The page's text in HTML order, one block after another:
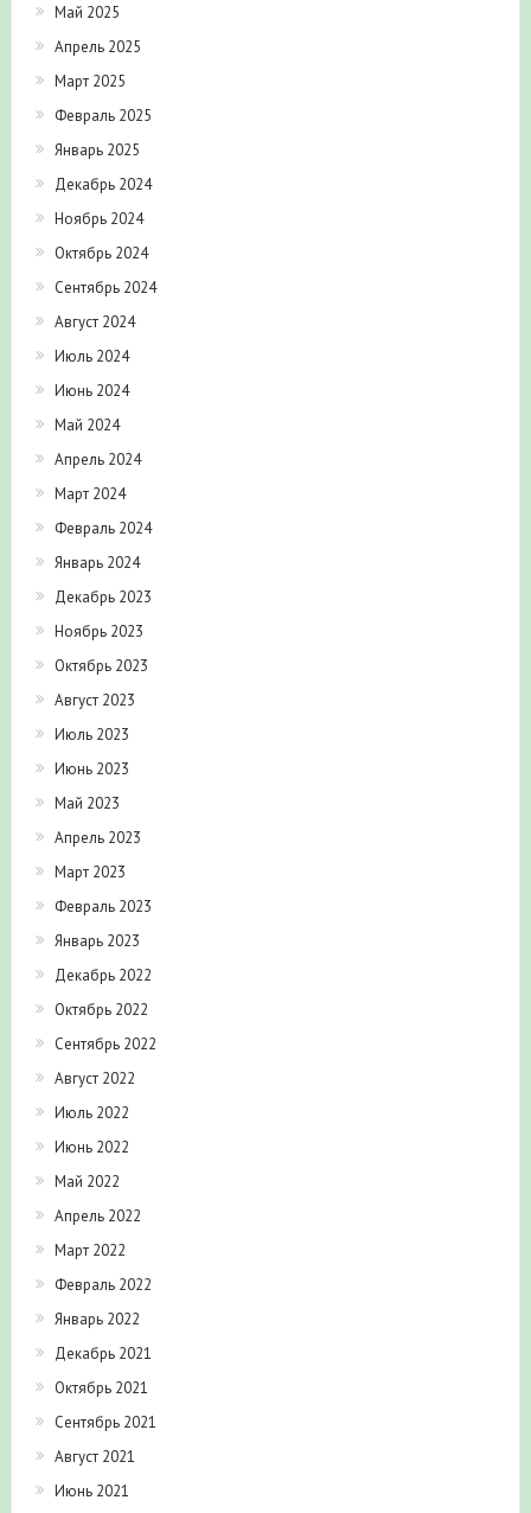
Май 2025
Апрель 2025
Март 2025
Февраль 2025
Январь 2025
Декабрь 2024
Ноябрь 2024
Октябрь 2024
Сентябрь 2024
Август 2024
Июль 2024
Июнь 2024
Май 2024
Апрель 2024
Март 2024
Февраль 2024
Январь 2024
Декабрь 2023
Ноябрь 2023
Октябрь 2023
Август 2023
Июль 2023
Июнь 2023
Май 2023
Апрель 2023
Март 2023
Февраль 2023
Январь 2023
Декабрь 2022
Октябрь 2022
Сентябрь 2022
Август 2022
Июль 2022
Июнь 2022
Май 2022
Апрель 2022
Март 2022
Февраль 2022
Январь 2022
Декабрь 2021
Октябрь 2021
Сентябрь 2021
Август 2021
Июнь 2021